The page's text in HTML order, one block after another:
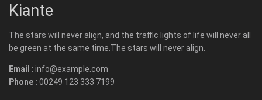
Kiante
The stars will never align, and the traffic lights of life will never all
be green at the same time.The stars will never align.
Email : info@example.com
Phone : 00249 123 333 7199